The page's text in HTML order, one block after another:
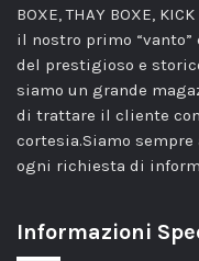
BOXE, THAY BOXE,
il nostro primo
del prestigioso e
siamo un grande
di trattare il cliente
cortesia.Siamo
ogni richiesta di
Informazioni